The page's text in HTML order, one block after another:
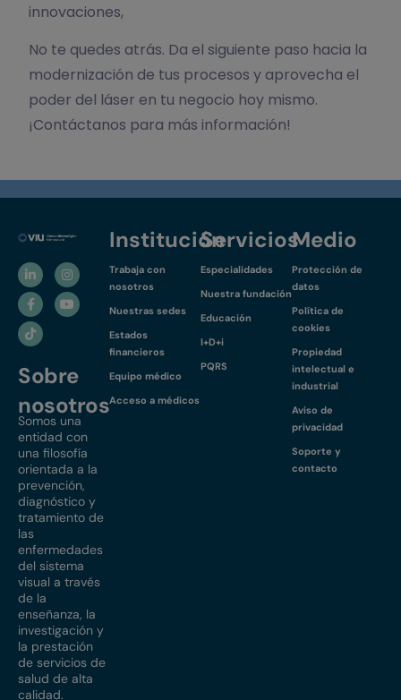
innovaciones,
No te quedes atrás. Da el siguiente paso hacia la
modernización de tus procesos y aprovecha el
poder del láser en tu negocio hoy mismo.
¡Contáctanos para más información!
Sobre
nosotros
Somos una
entidad con
una filosofía
orientada a la
prevención,
diagnóstico y
tratamiento de
las
enfermedades
del sistema
visual a través
de la
enseñanza, la
investigación y
la prestación
de servicios de
salud de alta
calidad.
Institución
Trabaja con
nosotros
Nuestras sedes
Estados
financieros
Equipo médico
Acceso a médicos
Servicios
Especialidades
Nuestra fundación
Educación
I+D+i
PQRS
Medio
Protección de
datos
Política de
cookies
Propiedad
intelectual e
industrial
Aviso de
privacidad
Soporte y
contacto